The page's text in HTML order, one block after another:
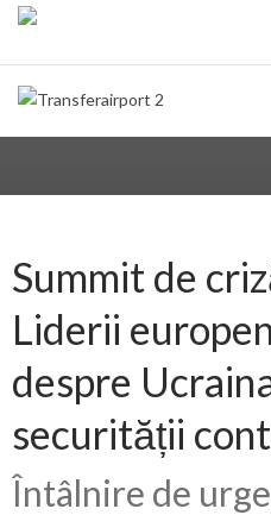
Summit de
Liderii
despre
securității
Întâlnire de